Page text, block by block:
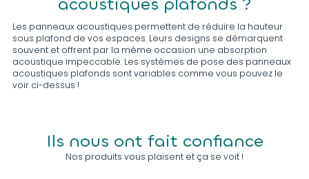
Les panneaux acoustiques permettent de réduire la hauteur
sous plafond de vos espaces. Leurs designs se démarquent
souvent et offrent par la même occasion une absorption
acoustique impeccable. Les systèmes de pose des panneaux
acoustiques plafonds sont variables comme vous pouvez le
voir ci-dessus !
Ils nous ont fait confiance
Nos produits vous plaisent et ça se voit !